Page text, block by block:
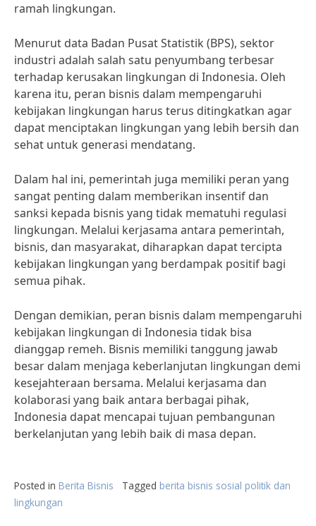
ramah lingkungan.
Menurut data Badan Pusat Statistik (BPS), sektor
industri adalah salah satu penyumbang terbesar
terhadap kerusakan lingkungan di Indonesia. Oleh
karena itu, peran bisnis dalam mempengaruhi
kebijakan lingkungan harus terus ditingkatkan agar
dapat menciptakan lingkungan yang lebih bersih dan
sehat untuk generasi mendatang.
Dalam hal ini, pemerintah juga memiliki peran yang
sangat penting dalam memberikan insentif dan
sanksi kepada bisnis yang tidak mematuhi regulasi
lingkungan. Melalui kerjasama antara pemerintah,
bisnis, dan masyarakat, diharapkan dapat tercipta
kebijakan lingkungan yang berdampak positif bagi
semua pihak.
Dengan demikian, peran bisnis dalam mempengaruhi
kebijakan lingkungan di Indonesia tidak bisa
dianggap remeh. Bisnis memiliki tanggung jawab
besar dalam menjaga keberlanjutan lingkungan demi
kesejahteraan bersama. Melalui kerjasama dan
kolaborasi yang baik antara berbagai pihak,
Indonesia dapat mencapai tujuan pembangunan
berkelanjutan yang lebih baik di masa depan.
Posted in Berita Bisnis Tagged berita bisnis sosial politik dan
lingkungan